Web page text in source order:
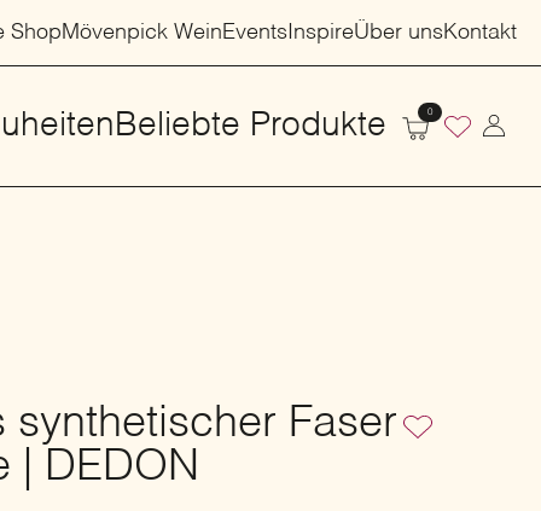
ShopMövenpick WeinEvents InspireÜber unsKontakt
Beliebte Produkte 0
Faser
| DEDON